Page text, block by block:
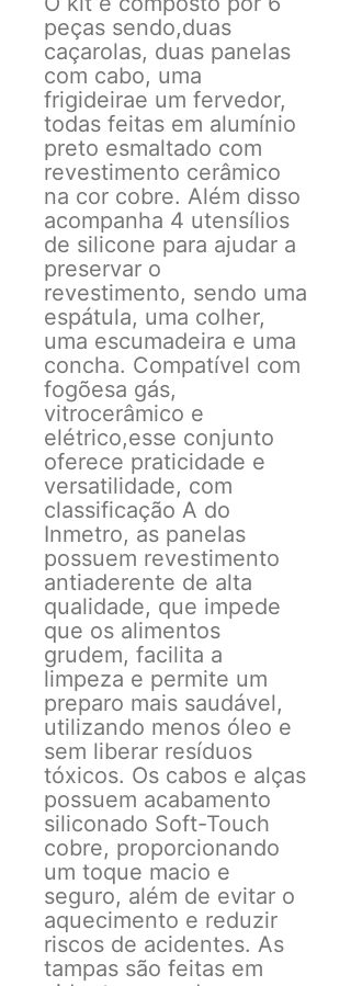
peças sendo,duas
caçarolas, duas panelas
com cabo, uma
frigideirae um fervedor,
todas feitas em alumínio
preto esmaltado com
revestimento cerâmico
na cor cobre. Além disso
acompanha 4 utensílios
de silicone para ajudar a
preservar o
revestimento, sendo uma
espátula, uma colher,
uma escumadeira e uma
concha. Compatível com
fogõesa gás,
vitrocerâmico e
elétrico,esse conjunto
oferece praticidade e
versatilidade, com
classificação A do
Inmetro, as panelas
possuem revestimento
antiaderente de alta
qualidade, que impede
que os alimentos
grudem, facilita a
limpeza e permite um
preparo mais saudável,
utilizando menos óleo e
sem liberar resíduos
tóxicos. Os cabos e alças
possuem acabamento
siliconado Soft-Touch
cobre, proporcionando
um toque macio e
seguro, além de evitar o
aquecimento e reduzir
riscos de acidentes. As
tampas são feitas em